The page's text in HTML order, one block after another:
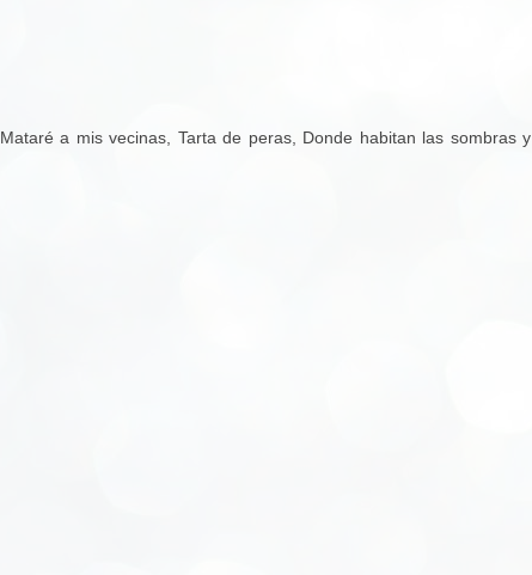
a mis vecinas, Tarta de peras, Donde habitan las sombras y